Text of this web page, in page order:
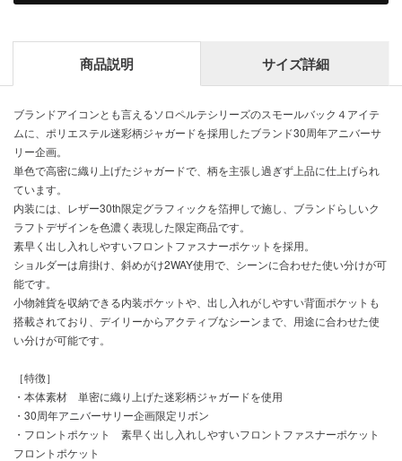
商品説明 サイズ詳細
ブランドアイコンとも言えるソロペルテシリーズのスモールバック４アイテ
ムに、ポリエステル迷彩柄ジャガードを採用したブランド30周年アニバーサ
リー企画。
単色で高密に織り上げたジャガードで、柄を主張し過ぎず上品に仕上げられ
ています。
内装には、レザー30th限定グラフィックを箔押しで施し、ブランドらしいク
ラフトデザインを色濃く表現した限定商品です。
素早く出し入れしやすいフロントファスナーポケットを採用。
ショルダーは肩掛け、斜めがけ2WAY使用で、シーンに合わせた使い分けが可
能です。
小物雑貨を収納できる内装ポケットや、出し入れがしやすい背面ポケットも
搭載されており、デイリーからアクティブなシーンまで、用途に合わせた使
い分けが可能です。
［特徴］
・本体素材 単密に織り上げた迷彩柄ジャガードを使用
・30周年アニバーサリー企画限定リボン
・フロントポケット 素早く出し入れしやすいフロントファスナーポケット
フロントポケット